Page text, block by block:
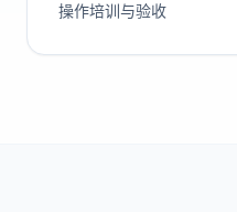
操作培训与验收